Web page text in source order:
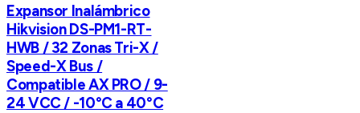
Expansor Inalámbrico
Hikvision DS-PM1-RT-
HWB / 32 Zonas Tri-X /
Speed-X Bus /
Compatible AX PRO / 9-
24 VCC / -10°C a 40°C